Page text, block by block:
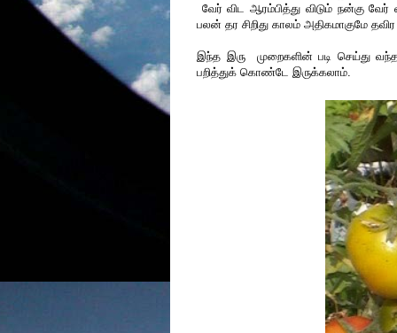
வேர் விட ஆரம்பித்து விடும் நன்கு
பலன் தர சிறிது காலம் அதிகமாகுமே
இந்த இரு முறைகளின் படி செய்து
பறித்துக் கொண்டே இருக்கலாம்.